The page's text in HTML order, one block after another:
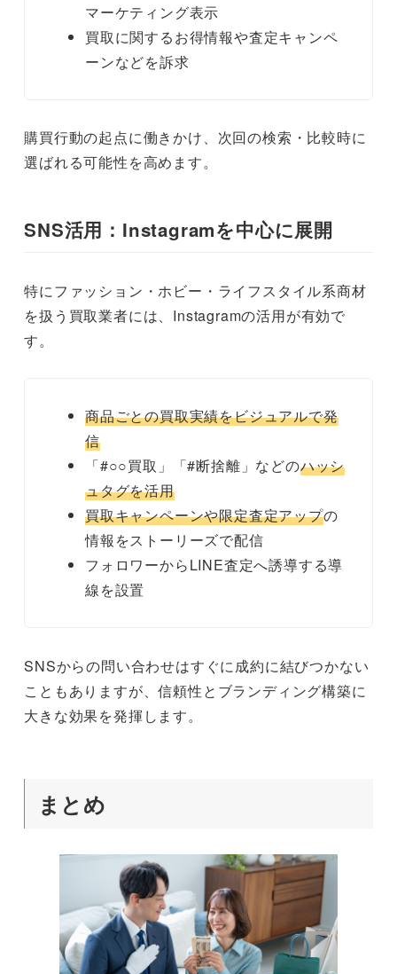
マーケティング表示
買取に関するお得情報や査定キャンペ
ーンなどを訴求
購買行動の起点に働きかけ、次回の検索・比較時に
選ばれる可能性を高めます。
SNS活用：Instagramを中心に展開
特にファッション・ホビー・ライフスタイル系商材
を扱う買取業者には、Instagramの活用が有効で
す。
商品ごとの買取実績をビジュアルで発
信
「#○○買取」「#断捨離」などのハッシ
ュタグを活用
買取キャンペーンや限定査定アップの
情報をストーリーズで配信
フォロワーからLINE査定へ誘導する導
線を設置
SNSからの問い合わせはすぐに成約に結びつかない
こともありますが、信頼性とブランディング構築に
大きな効果を発揮します。
まとめ